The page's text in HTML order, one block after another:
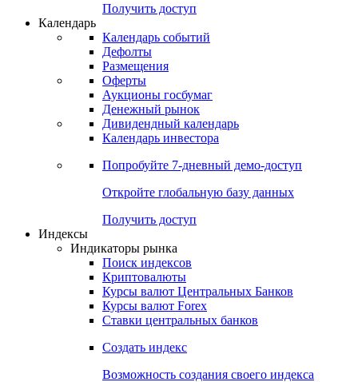
Получить доступ
Календарь
Календарь событий
Дефолты
Размещения
Оферты
Аукционы госбумаг
Денежный рынок
Дивидендный календарь
Календарь инвестора
Попробуйте 7-дневный демо-доступ
Откройте глобальную базу данных
Получить доступ
Индексы
Индикаторы рынка
Поиск индексов
Криптовалюты
Курсы валют Центральных Банков
Курсы валют Forex
Ставки центральных банков
Создать индекс
Возможность создания своего индекса